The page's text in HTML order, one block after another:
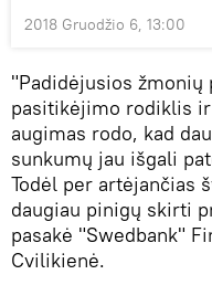
2018 Gruodžio 6, 13:00
"Padidėjusios žmonių
pasitikėjimo rodiklis
augimas rodo, kad
sunkumų jau išgali
Todėl per artėjančias
daugiau pinigų skirti
pasakė "Swedbank"
Cvilikienė.